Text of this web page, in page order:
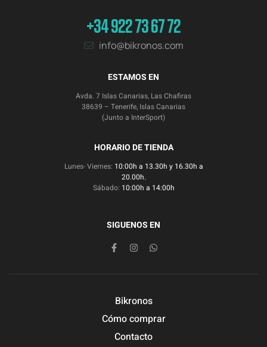
+34 922 73 67 72
info@bikronos.com
ESTAMOS EN
Avda. 7 Islas Canarias, Las Chafiras
38639 – Tenerife, Islas Canarias
(Junto a InterSport)
HORARIO DE TIENDA
Lunes- Viernes: 10:00h a 13.30h y 16.30h a
20.00h.
Sábado: 10:00h a 14:00h
SIGUENOS EN
Bikronos
Cómo comprar
Contacto